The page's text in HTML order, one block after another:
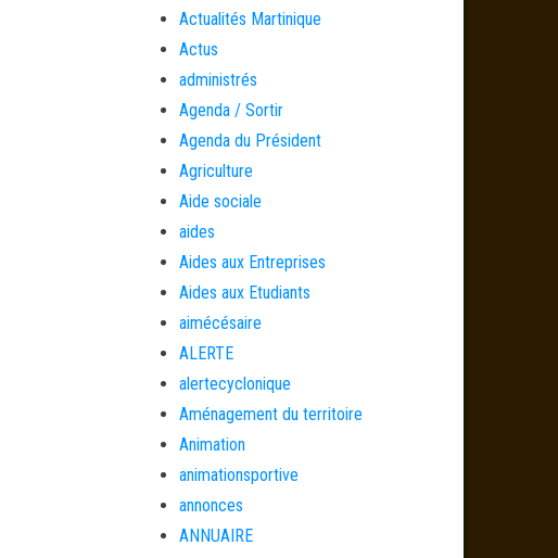
Actualités Martinique
Actus
administrés
Agenda / Sortir
Agenda du Président
Agriculture
Aide sociale
aides
Aides aux Entreprises
Aides aux Etudiants
aimécésaire
ALERTE
alertecyclonique
Aménagement du territoire
Animation
animationsportive
annonces
ANNUAIRE